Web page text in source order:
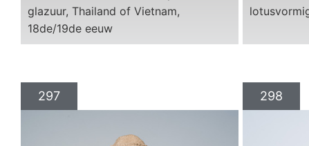
glazuur, Thailand of Vietnam,
18de/19de eeuw
297 298